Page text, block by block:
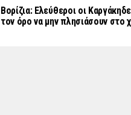
Βορίζια: Ελεύθεροι οι
τον όρο να μην πλησιάσουν στο